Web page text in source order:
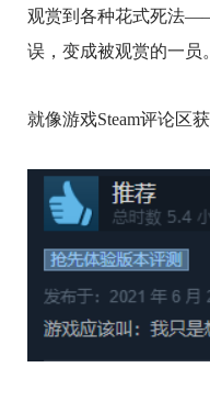
观赏到各种花式死法
误，变成被观赏的一员。
就像游戏Steam评论区